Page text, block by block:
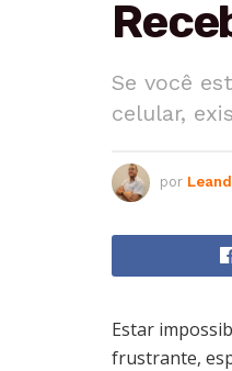
Se você
celular,
por
Estar
frustrante,